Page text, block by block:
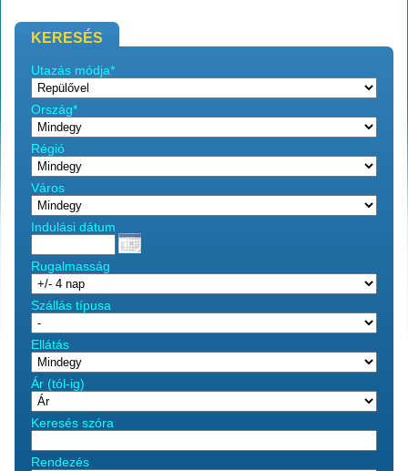
KERESÉS
Utazás módja*
Ország*
Régió
Város
Indulási dátum
Rugalmasság
Szállás típusa
Ellátás
Ár (tól-ig)
Keresés szóra
Rendezés